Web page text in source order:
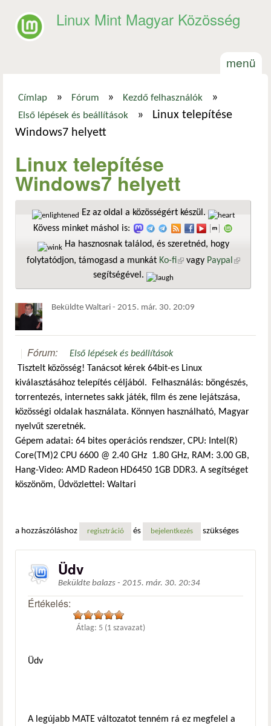
Linux Mint Magyar Közösség
menü
Jelenlegi hely
Címlap » Fórum » Kezdő felhasználók »
Első lépések és beállítások »
Linux telepítése
Windows7 helyett
Linux telepítése
Windows7 helyett
Ez az oldal a közösségért készül.
Kövess minket máshol is:
Ha hasznosnak találod, és szeretnéd, hogy
folytatódjon, támogasd a munkát Ko-fi(külső hivatkozás)
vagy Paypal
segítségével.
Beküldte Waltari - 2015. már. 30. 20:09
Fórum:
Első lépések és beállítások
Tisztelt közösség! Tanácsot kérek 64bit-es Linux
kiválasztásához telepítés céljából. Felhasználás: böngészés,
torrentezés, internetes sakk játék, film és zene lejátszása,
közösségi oldalak használata. Könnyen használható, Magyar
nyelvűt szeretnék.
Gépem adatai: 64 bites operációs rendszer, CPU: Intel(R)
Core(TM)2 CPU 6600 @ 2.40 GHz 1.80 GHz, RAM: 3.00 GB,
Hang-Video: AMD Radeon HD6450 1GB DDR3. A segítséget
köszönöm, Üdvözlettel: Waltari
a hozzászóláshoz regisztráció és bejelentkezés szükséges
Üdv
Beküldte balazs - 2015. már. 30. 20:34
Értékelés:
Átlag: 5 (1 szavazat)
Üdv
A legújabb MATE változatot tenném rá ez megfelel a